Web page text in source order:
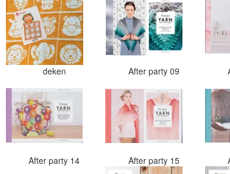
deken After party 09
After party 14 After party 15